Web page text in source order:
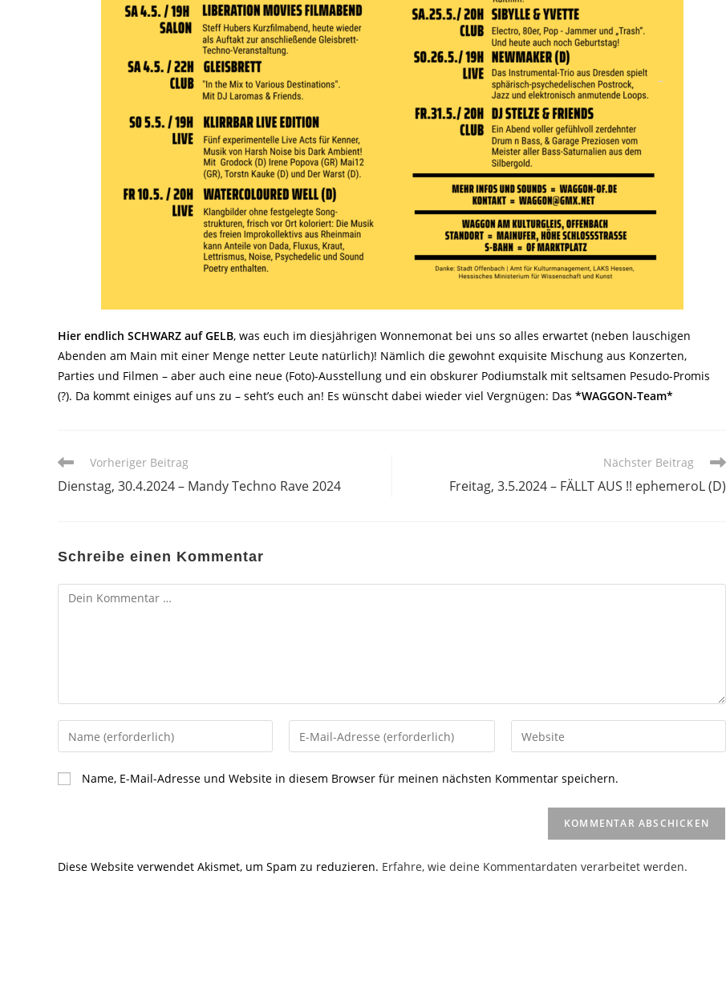
Hier endlich SCHWARZ auf GELB, was euch im diesjährigen Wonnemonat bei uns so alles erwartet (neben lauschigen
Abenden am Main mit einer Menge netter Leute natürlich)! Nämlich die gewohnt exquisite Mischung aus Konzerten,
Parties und Filmen – aber auch eine neue (Foto)-Ausstellung und ein obskurer Podiumstalk mit seltsamen Pesudo-Promis
(?). Da kommt einiges auf uns zu – seht’s euch an! Es wünscht dabei wieder viel Vergnügen: Das *WAGGON-Team*
Weitere
ansehen
Vorheriger Beitrag
Dienstag, 30.4.2024 – Mandy Techno Rave 2024
Nächster Beitrag
Freitag, 3.5.2024 – FÄLLT AUS !! ephemeroL (D)
Schreibe einen Kommentar
Kommentar
Gib
deinen
Namen
oder
ein
Gib
deine
ein
Gib
deine
Name, E-Mail-Adresse und Website in diesem Browser für meinen nächsten Kommentar speichern.
Diese Website verwendet Akismet, um Spam zu reduzieren. Erfahre, wie deine Kommentardaten verarbeitet werden.